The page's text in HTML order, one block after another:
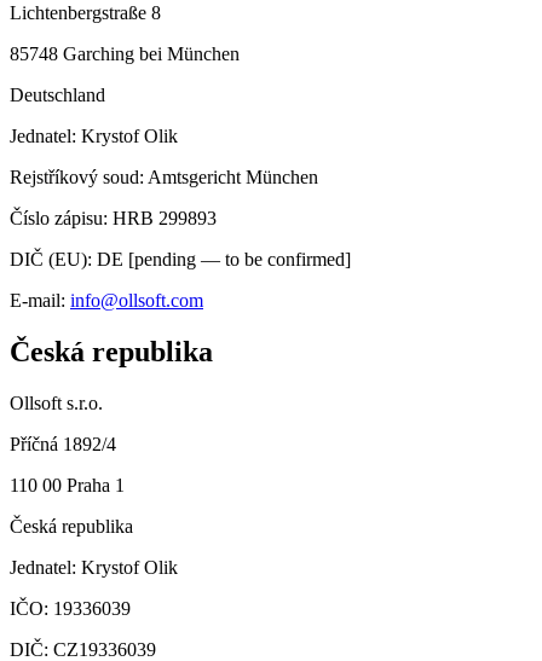
Lichtenbergstraße 8
85748 Garching bei München
Deutschland
Jednatel: Krystof Olik
Rejstříkový soud: Amtsgericht München
Číslo zápisu: HRB 299893
DIČ (EU): DE [pending — to be confirmed]
E-mail: info@ollsoft.com
Česká republika
Ollsoft s.r.o.
Příčná 1892/4
110 00 Praha 1
Česká republika
Jednatel: Krystof Olik
IČO: 19336039
DIČ: CZ19336039